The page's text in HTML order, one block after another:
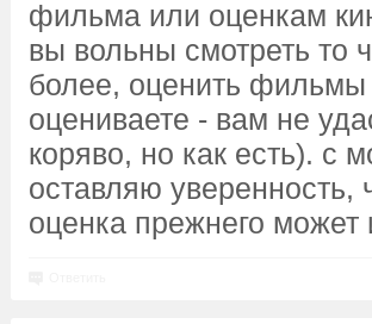
фильма или оценкам
вы вольны смотреть то
более, оценить
оцениваете - вам не
коряво, но как есть). с
оставляю уверенность,
оценка прежнего может